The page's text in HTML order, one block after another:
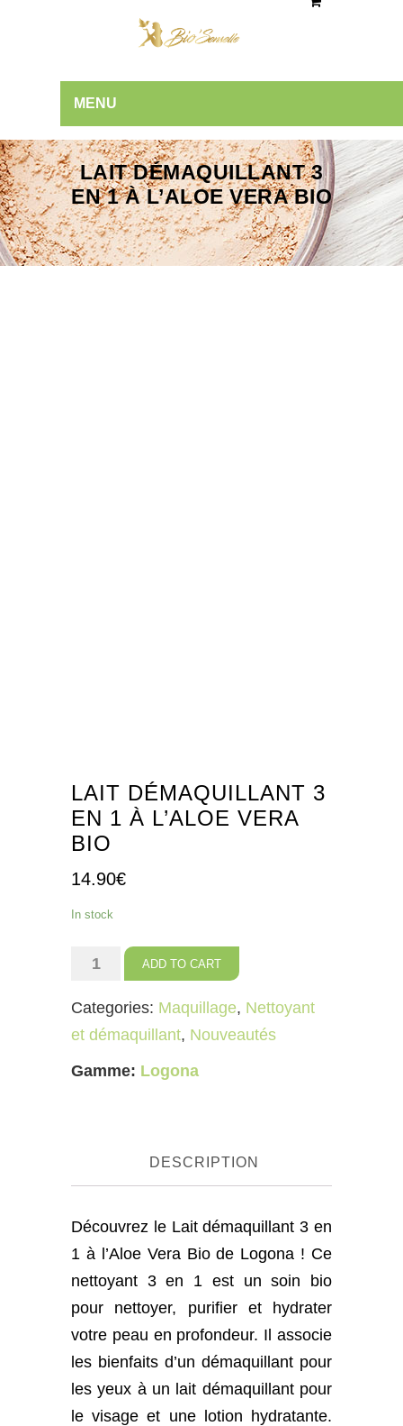
MENU
LAIT DÉMAQUILLANT 3
EN 1 À L’ALOE VERA BIO
LAIT DÉMAQUILLANT 3
EN 1 À L’ALOE VERA
BIO
14.90€
In stock
Lait
démaquillant
3
en
1
ADD TO CART
Categories: Maquillage, Nettoyant
et démaquillant, Nouveautés
Gamme: Logona
DESCRIPTION
Découvrez le Lait démaquillant 3 en
1 à l’Aloe Vera Bio de Logona ! Ce
nettoyant 3 en 1 est un soin bio
pour nettoyer, purifier et hydrater
votre peau en profondeur. Il associe
les bienfaits d’un démaquillant pour
les yeux à un lait démaquillant pour
le visage et une lotion hydratante.